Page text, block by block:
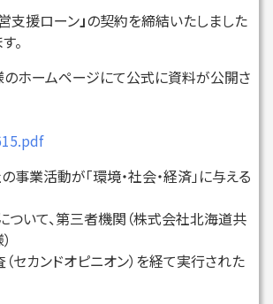
支援ローン」の契約を締結いたしました
。
のホームページにて公式に資料が公開さ
事業活動が「環境・社会・経済」に与える
いて、第三者機関（株式会社北海道共
セカンドオピニオン）を経て実行された